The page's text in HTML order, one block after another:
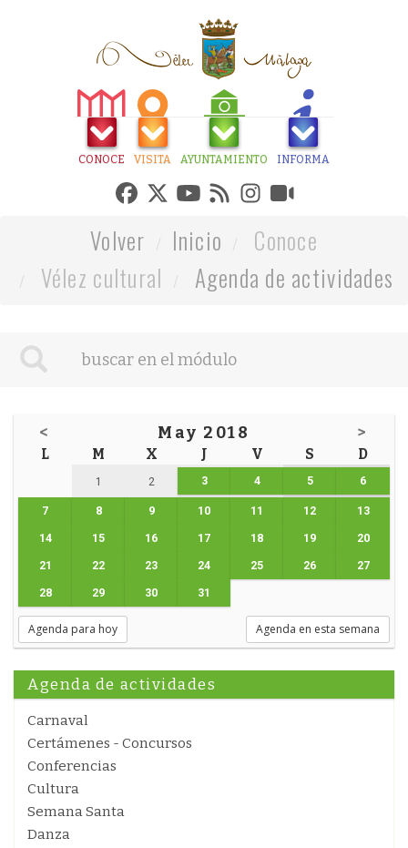
CONOCE VISITA AYUNTAMIENTO INFORMA
Volver Inicio
Conoce
Vélez cultural
Agenda de actividades
< May 2018 >
L M X J V S D
1 2 3 4 5 6
7 8 9 10 11 12 13
14 15 16 17 18 19 20
21 22 23 24 25 26 27
28 29 30 31
Agenda para hoy Agenda en esta semana
Agenda de actividades
Carnaval
Certámenes - Concursos
Conferencias
Cultura
Semana Santa
Danza